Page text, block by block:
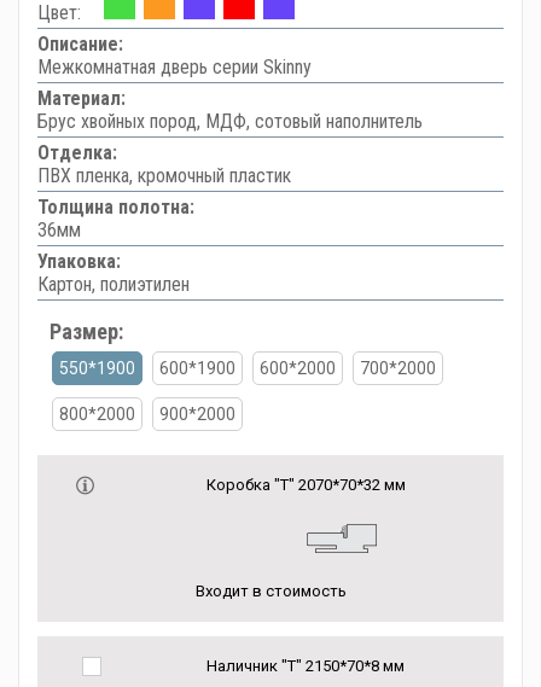
Цвет:
Описание:
Межкомнатная дверь серии Skinny
Материал:
Брус хвойных пород, МДФ, сотовый наполнитель
Отделка:
ПВХ пленка, кромочный пластик
Толщина полотна:
36мм
Упаковка:
Картон, полиэтилен
Размер:
550*1900 600*1900 600*2000 700*2000
800*2000 900*2000
Коробка "Т" 2070*70*32 мм
Входит в стоимость
Наличник "Т" 2150*70*8 мм